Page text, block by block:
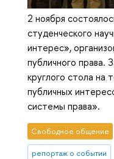
2 ноября
студенческого
интерес»,
публичного права.
круглого стола
публичных
системы права».
Свободное общение
репортаж о событии